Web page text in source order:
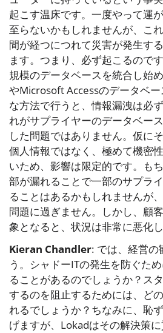
起こす温床です。一度やって運
至らないかもしれませんが、こ
間が経つにつれて災害が発生す
ます。つまり、必ず起こるので
規模のデータベースを統合し始
やMicrosoft Accessのデータベ
な方法で行うと、情報漏洩は必
れがサプライヤーのデータベー
した問題ではありません。仮に
個人情報ではなく、極めて機密
いため、影響は限定的です。も
部が漏れることで一部のサプラ
ることはあるかもしれませんが
問題に過ぎません。しかし、顧
象となると、状況は非常に悪化し
Kieran Chandler: では、経営の
う。シャドーITの発生を防ぐた
ることがあるのでしょうか？ス
するのを阻止するためには、ど
れるでしょうか？ちなみに、恥
げますが、Lokadはその解決策に